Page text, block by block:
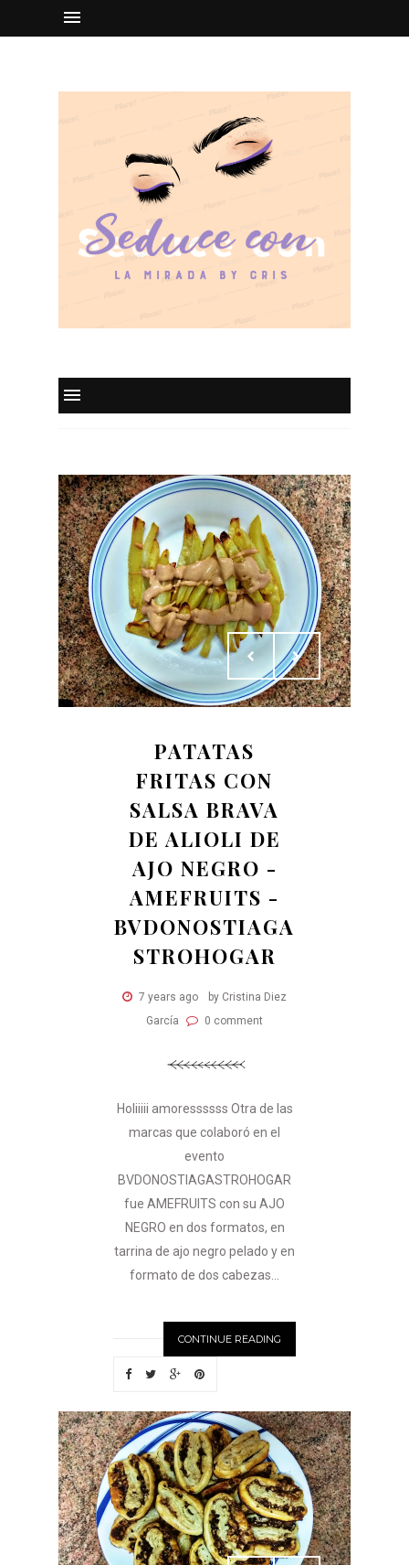
PATATAS
FRITAS CON
SALSA BRAVA
DE ALIOLI DE
AJO NEGRO -
AMEFRUITS -
BVDONOSTIAGA
STROHOGAR
7 years ago
by Cristina Diez
García
0 comment
Holiiiii amoressssss Otra de las
marcas que colaboró en el
evento
BVDONOSTIAGASTROHOGAR
fue AMEFRUITS con su AJO
NEGRO en dos formatos, en
tarrina de ajo negro pelado y en
formato de dos cabezas...
CONTINUE READING